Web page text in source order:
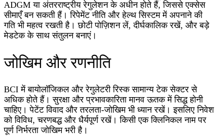
ADGM या अंतरराष्ट्रीय रेगुलेशन के अधीन होते हैं, जिससे एक्सेस
सीमाएँ बन सकती हैं। रिपेमेंट नीति और हेल्थ सिस्टम में अपनाने की
गति भी महत्व रखती है। छोटी पोज़िशन लें, दीर्घकालिक रखें, और बड़े
मेडटेक के साथ संतुलन बनाएं।
जोखिम और रणनीति
BCI में बायोलॉजिकल और रेगुलेटरी रिस्क सामान्य टेक सेक्टर से
अधिक होते हैं। सुरक्षा और प्रभावकारिता मानव ऊतक में सिद्ध होनी
चाहिए। पेटेंट विवाद और तरलता‑जोखिम भी ध्यान रखें। इसलिए निवेश
को विविध, चरणबद्ध और धैर्यपूर्ण रखें। किसी एक क्लिनिकल नाम पर
पूर्ण निर्भरता जोखिम भरी है।